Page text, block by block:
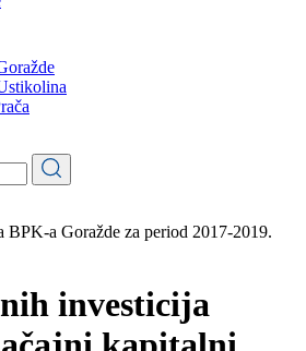
a Goražde za period 2017-2019.